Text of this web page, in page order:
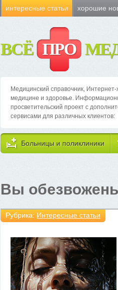
интересные статьи хорошие
ВСЁ ПРО
Медицинский справочник,
медицине и здоровье.
просветительский проект с
сервисами для различных клиентов:
Больницы и поликлиники
Вы
Рубрика: Интересные статьи